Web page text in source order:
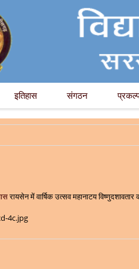
इतिहास संगठन
रायसेन में वार्षिक उत्सव महानाटय